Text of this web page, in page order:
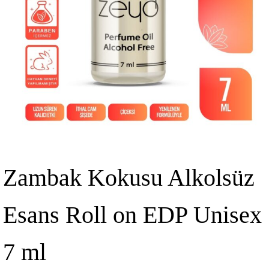
Zambak Kokusu Alkolsüz
Esans Roll on EDP Unisex
7 ml